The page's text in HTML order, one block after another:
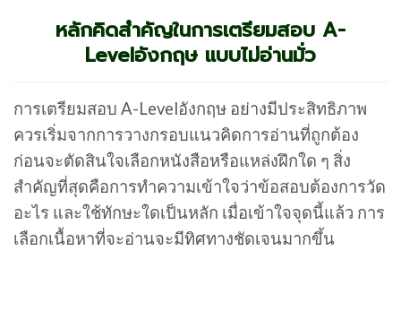
หลักคิดสำคัญในการเตรียมสอบ A-
Levelอังกฤษ แบบไม่อ่านมั่ว
การเตรียมสอบ A-Levelอังกฤษ อย่างมีประสิทธิภาพ
ควรเริ่มจากการวางกรอบแนวคิดการอ่านที่ถูกต้อง
ก่อนจะตัดสินใจเลือกหนังสือหรือแหล่งฝึกใด ๆ สิ่ง
สำคัญที่สุดคือการทำความเข้าใจว่าข้อสอบต้องการวัด
อะไร และใช้ทักษะใดเป็นหลัก เมื่อเข้าใจจุดนี้แล้ว การ
เลือกเนื้อหาที่จะอ่านจะมีทิศทางชัดเจนมากขึ้น